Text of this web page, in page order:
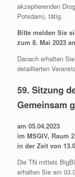
akzeptierenden
Potsdam), tätig.
Bitte melden Sie
zum 8. Mai 2023
Danach erhalten
detaillierten
59. Sitzung
Gemeinsam
am 05.04.2023
im MSGIV, Raum
in der Zeit von
Die TN mittels
erhalten Sie am